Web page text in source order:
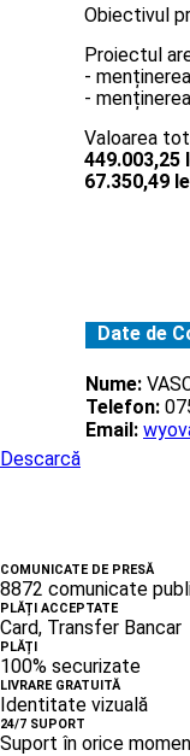
Obiectivul
Proiectul
-
-
Valoarea
449.003,25
67.350,49
Date de
Nume:
Telefon:
Email:
Descarcă
COMUNICATE DE PRESĂ
8872 comunicate
PLĂȚI ACCEPTATE
Card, Transfer Bancar
PLĂȚI
100% securizate
LIVRARE GRATUITĂ
Identitate vizuală
24/7 SUPORT
Suport în orice